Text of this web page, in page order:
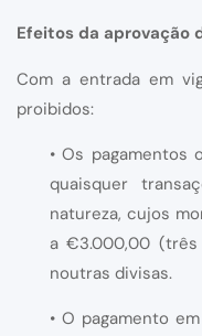
Efeitos da aprovação
Com a entrada em
proibidos:
• Os pagamentos
quaisquer
natureza, cujos
a €3.000,00 (três
noutras divisas.
• O pagamento